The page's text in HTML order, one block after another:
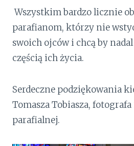
Wszystkim bardzo licznie
parafianom, którzy nie
swoich ojców i chcą by
częścią ich życia.
Serdeczne podziękowania
Tomasza Tobiasza,
parafialnej.